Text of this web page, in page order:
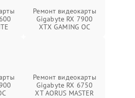
Ремонт видеокарты
Gigabyte RX 7900
XTX GAMING OC
Ремонт видеокарты
Gigabyte RX 6750
XT AORUS MASTER